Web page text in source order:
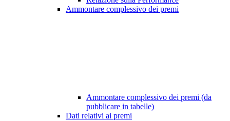
Ammontare complessivo dei premi
Ammontare complessivo dei premi (da
pubblicare in tabelle)
Dati relativi ai premi